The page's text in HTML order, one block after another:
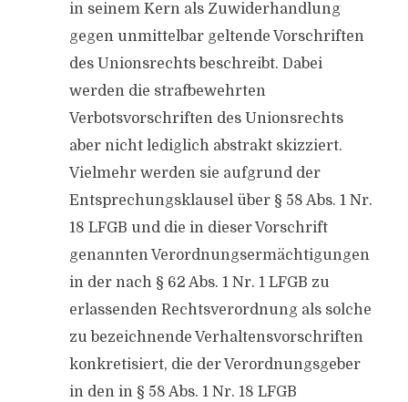
in seinem Kern als Zuwiderhandlung
gegen unmittelbar geltende Vorschriften
des Unionsrechts beschreibt. Dabei
werden die strafbewehrten
Verbotsvorschriften des Unionsrechts
aber nicht lediglich abstrakt skizziert.
Vielmehr werden sie aufgrund der
Entsprechungsklausel über § 58 Abs. 1 Nr.
18 LFGB und die in dieser Vorschrift
genannten Verordnungsermächtigungen
in der nach § 62 Abs. 1 Nr. 1 LFGB zu
erlassenden Rechtsverordnung als solche
zu bezeichnende Verhaltensvorschriften
konkretisiert, die der Verordnungsgeber
in den in § 58 Abs. 1 Nr. 18 LFGB